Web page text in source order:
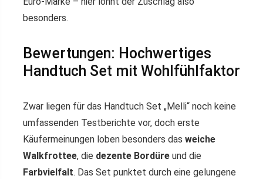
besonders.
Bewertungen: Hochwertiges
Handtuch Set mit Wohlfühlfaktor
Zwar liegen für das Handtuch Set „Melli“ noch keine
umfassenden Testberichte vor, doch erste
Käufermeinungen loben besonders das weiche
Walkfrottee, die dezente Bordüre und die
Farbvielfalt. Das Set punktet durch eine gelungene